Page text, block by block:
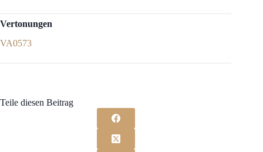
Vertonungen
VA0573
Teile diesen Beitrag